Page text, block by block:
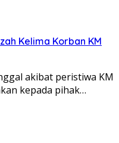
Kelima Korban KM
akibat peristiwa KM
kepada pihak…